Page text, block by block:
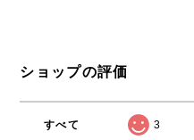
ショップの評価
すべて 3